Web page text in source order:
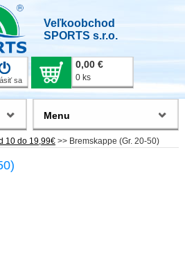
Veľkoobchod
SPORTS s.r.o.
sa
0,00 €
0 ks
10 do 19,99€ >> Bremskappe (Gr. 20-50)
Menu